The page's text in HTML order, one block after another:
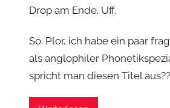
Drop am Ende. Uff.
So. Plor, ich habe ein paar
als anglophiler
spricht man diesen Titel aus??